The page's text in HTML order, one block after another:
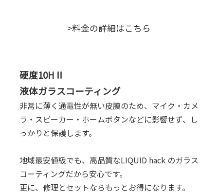
>料金の詳細はこちら
硬度10H !!
液体ガラスコーティング
非常に薄く通電性が無い皮膜のため、マイク・カメ
ラ・スピーカー・ホームボタンなどに影響せず、し
っかりと保護します。
地域最安値級でも、高品質なLIQUID hack のガラス
コーティングだから安心です。
更に、修理とセットならもっとお得になります。